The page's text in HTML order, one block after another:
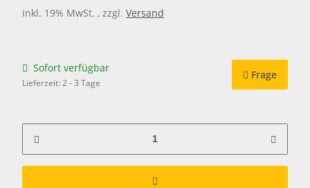
inkl. 19% MwSt. , zzgl. Versand
Sofort verfügbar
Lieferzeit: 2 - 3 Tage
Frage